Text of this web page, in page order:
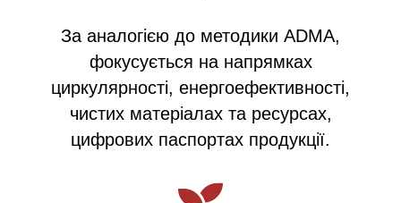
За аналогією до методики ADMA,
фокусується на напрямках
циркулярності, енергоефективності,
чистих матеріалах та ресурсах,
цифрових паспортах продукції.